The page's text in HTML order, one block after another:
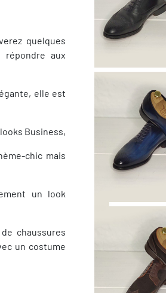
quelques
répondre aux
elle est
Business,
chic mais
un look
chaussures
un costume